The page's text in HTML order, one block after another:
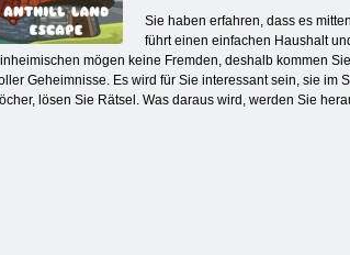
Smarty Bubbles X-Mas
Sie haben erfahren, dass es
führt einen einfachen Haushalt
mögen keine Fremden, deshalb kommen
Geheimnisse. Es wird für Sie interessant sein, sie im
lösen Sie Rätsel. Was daraus wird, werden Sie